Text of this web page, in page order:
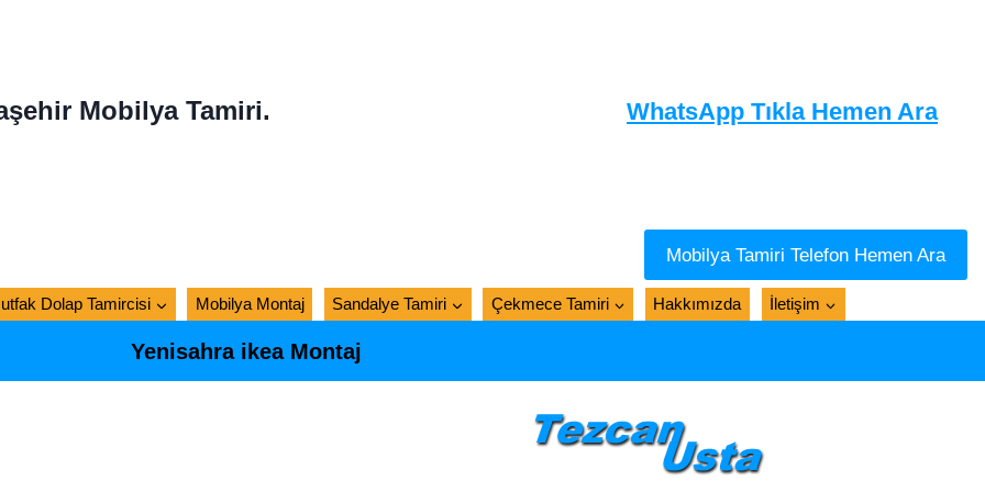
Mobilya Tamiri. WhatsApp Tıkla Hemen Ara
Mobilya Tamiri Telefon Hemen Ara
Dolap Tamircisi Mobilya Montaj Sandalye Tamiri Çekmece Tamiri Hakkımızda İletişim
Yenisahra ikea Montaj